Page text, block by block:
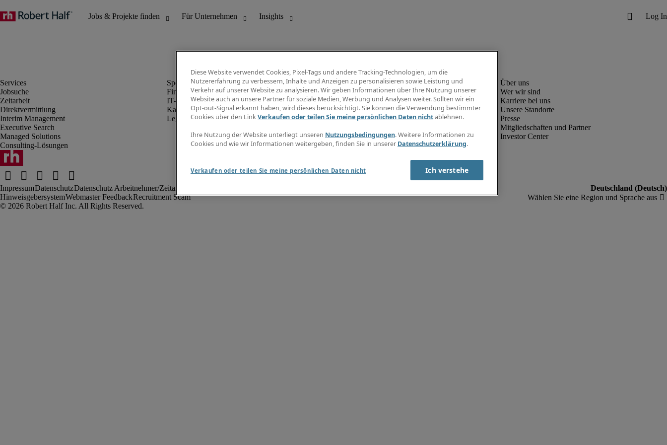
Jobsuche
Zeitarbeit
Direktvermittlung
Interim Management
Executive Search
Managed Solutions
Consulting-Lösungen
Finanz- & Rechnungswesen
IT-Bereich
Kaufmännischer Bereich
Legal
Info Center
Jobübersicht
Gehaltsübersicht
E-Learning
Wer wir sind
Karriere bei uns
Unsere Standorte
Presse
Mitgliedschaften und Partner
Investor Center
ImpressumDatenschutzDatenschutz Arbeitnehmer/Zeitarbeitskräfte
HinweisgebersystemWebmaster FeedbackRecruitment Scam
Diese Website verwendet Cookies, Pixel-Tags und andere Tracking-Technologien, um die
Nutzererfahrung zu verbessern, Inhalte und Anzeigen zu personalisieren sowie Leistung und
Verkehr auf unserer Website zu analysieren. Wir geben Informationen über Ihre Nutzung unserer
Website auch an unsere Partner für soziale Medien, Werbung und Analysen weiter. Sollten wir ein
Opt-out-Signal erkannt haben, wird dieses berücksichtigt. Sie können die Verwendung bestimmter
Cookies über den LinkVerkaufen oder teilen Sie meine persönlichen Daten nichtablehnen.
Ihre Nutzung der Website unterliegt unseren Nutzungsbedingungen. Weitere Informationen zu
Cookies und wie wir Informationen weitergeben, finden Sie in unserer Datenschutzerklärung.
Verkaufen oder teilen Sie meine persönlichen Daten nicht Ich verstehe